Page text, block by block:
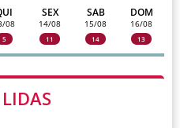
08
5
SEX
14/08
11
SAB
15/08
14
DOM
16/08
13